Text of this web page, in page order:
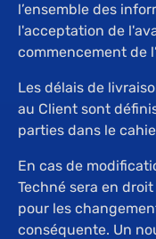
l’ensemble des
l'acceptation de
commencement de
Les délais de
au Client sont
parties dans le
En cas de
Techné sera en
pour les
conséquente. Un